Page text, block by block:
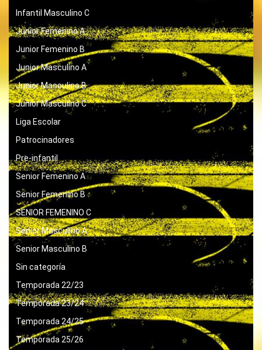
Infantil Masculino C
Junior Femenino A
Junior Femenino B
Junior Masculino A
Junior Masculino B
Junior Masculino C
Liga Escolar
Patrocinadores
Pre-infantil
Senior Femenino A
Senior Femenino B
SENIOR FEMENINO C
Senior Masculino A
Senior Masculino B
Sin categoría
Temporada 22/23
Temporada 23/24
Temporada 24/25
Temporada 25/26